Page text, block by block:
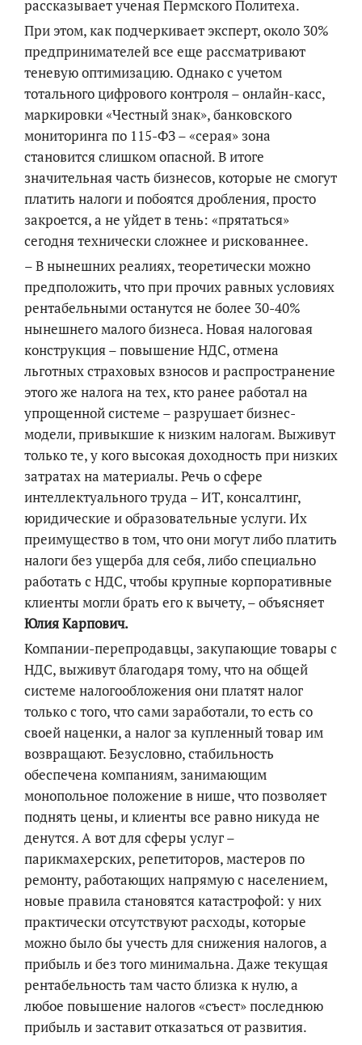
рассказывает ученая Пермского Политеха.
При этом, как подчеркивает эксперт, около 30%
предпринимателей все еще рассматривают
теневую оптимизацию. Однако с учетом
тотального цифрового контроля – онлайн-касс,
маркировки «Честный знак», банковского
мониторинга по 115-ФЗ – «серая» зона
становится слишком опасной. В итоге
значительная часть бизнесов, которые не смогут
платить налоги и побоятся дробления, просто
закроется, а не уйдет в тень: «прятаться»
сегодня технически сложнее и рискованнее.
– В нынешних реалиях, теоретически можно
предположить, что при прочих равных условиях
рентабельными останутся не более 30-40%
нынешнего малого бизнеса. Новая налоговая
конструкция – повышение НДС, отмена
льготных страховых взносов и распространение
этого же налога на тех, кто ранее работал на
упрощенной системе – разрушает бизнес-
модели, привыкшие к низким налогам. Выживут
только те, у кого высокая доходность при низких
затратах на материалы. Речь о сфере
интеллектуального труда – ИТ, консалтинг,
юридические и образовательные услуги. Их
преимущество в том, что они могут либо платить
налоги без ущерба для себя, либо специально
работать с НДС, чтобы крупные корпоративные
клиенты могли брать его к вычету, – объясняет
ЮлияКарпович.
Компании-перепродавцы, закупающие товары с
НДС, выживут благодаря тому, что на общей
системе налогообложения они платят налог
только с того, что сами заработали, то есть со
своей наценки, а налог за купленный товар им
возвращают. Безусловно, стабильность
обеспечена компаниям, занимающим
монопольное положение в нише, что позволяет
поднять цены, и клиенты все равно никуда не
денутся. А вот для сферы услуг –
парикмахерских, репетиторов, мастеров по
ремонту, работающих напрямую с населением,
новые правила становятся катастрофой: у них
практически отсутствуют расходы, которые
можно было бы учесть для снижения налогов, а
прибыль и без того минимальна. Даже текущая
рентабельность там часто близка к нулю, а
любое повышение налогов «съест» последнюю
прибыль и заставит отказаться от развития.